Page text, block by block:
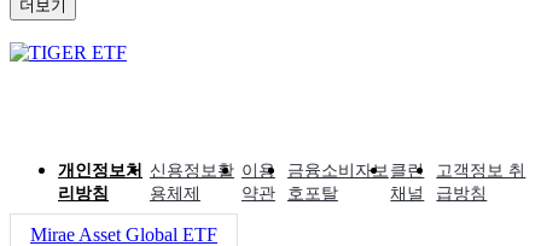
더보기
개인정보처
리방침
신용정보활
용체제
이용
약관
금융소비자보
호포탈
클린
채널
고객정보 취
급방침
Mirae Asset Global ETF